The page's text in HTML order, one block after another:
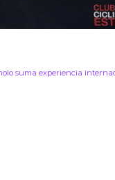
suma experiencia